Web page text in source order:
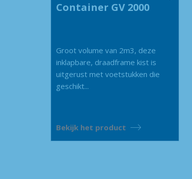
Container GV 2000
Groot volume van 2m3, deze
inklapbare, draadframe kist is
uitgerust met voetstukken die
geschikt...
Bekijk het product